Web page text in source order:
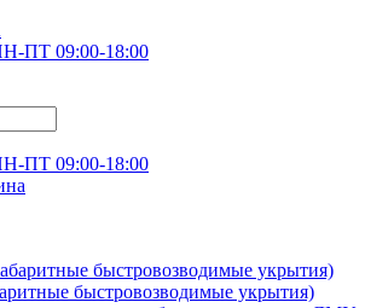
ПТ 09:00-18:00
ПТ 09:00-18:00
быстровозводимые укрытия)